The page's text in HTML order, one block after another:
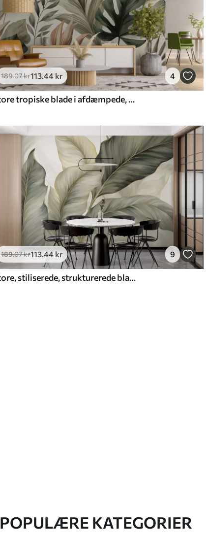
189.07kr113 .44 kr 4
Store tropiske blade i afdæmpede, sarte pastelfarver
189.07kr113.44 kr 9
Store, stiliserede, strukturerede blade med detaljerede årer i forskellige nuancer af grøn, creme og beige
POPULÆRE KATEGORIER